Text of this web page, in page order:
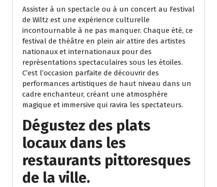
Assister à un spectacle ou à un concert au Festival
de Wiltz est une expérience culturelle
incontournable à ne pas manquer. Chaque été, ce
festival de théâtre en plein air attire des artistes
nationaux et internationaux pour des
représentations spectaculaires sous les étoiles.
C’est l’occasion parfaite de découvrir des
performances artistiques de haut niveau dans un
cadre enchanteur, créant une atmosphère
magique et immersive qui ravira les spectateurs.
Dégustez des plats
locaux dans les
restaurants pittoresques
de la ville.